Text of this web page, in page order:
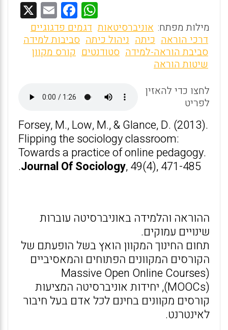
W
h
at
s
p
F
a
ce
b
o
k
E
m
ai
l
מילות מפתח: אוניברסיטאות דגמים פדגוגיים
דרכי הוראה כיתה ניהול כיתה סביבות למידה
סביבת הוראה-למידה סטודנטים קורס מקוון
שיטות הוראה
לחצו כדי להאזין
לפריט
Forsey, M., Low, M., & Glance, D. (2013).
Flipping the sociology classroom:
Towards a practice of online pedagogy.
Journal Of Sociology, 49(4), 471-485.
ההוראה והלמידה באוניברסיטה עוברות
שינויים עמוקים.
תחום החינוך המקוון הואץ בשל הופעתם של
הקורסים המקוונים הפתוחים והמאסיביים
(Massive Open Online Courses
(MOOCs), יחידות אוניברסיטה המציעות
קורסים מקוונים בחינם לכל אדם בעל חיבור
לאינטרנט.